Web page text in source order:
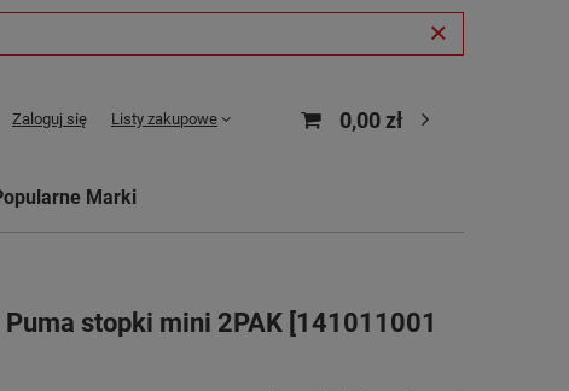
Zaloguj się Listy zakupowe 0,00 zł
Marki
stopki mini 2PAK [141011001